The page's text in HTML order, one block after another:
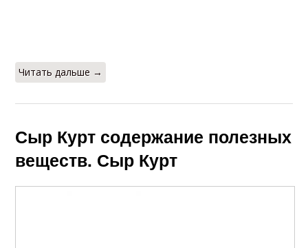
Читать дальше →
Сыр Курт содержание полезных
веществ. Сыр Курт